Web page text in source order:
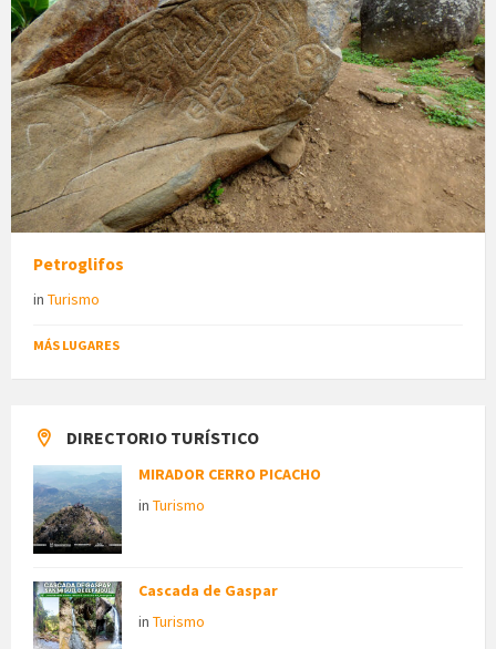
Petroglifos
in Turismo
MÁS LUGARES
DIRECTORIO TURÍSTICO
MIRADOR CERRO PICACHO
in Turismo
Cascada de Gaspar
in Turismo